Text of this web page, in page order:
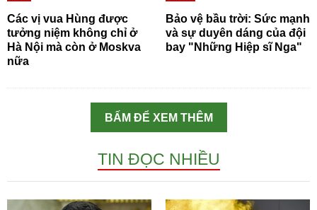
Các vị vua Hùng được
tưởng niệm không chỉ ở
Hà Nội mà còn ở Moskva
nữa
Bảo vệ bầu trời: Sức mạnh
và sự duyên dáng của đội
bay "Những Hiệp sĩ Nga"
BẤM ĐỂ XEM THÊM
TIN ĐỌC NHIỀU